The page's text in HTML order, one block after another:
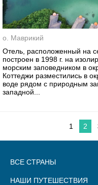
о. Маврикий
Отель, расположенный на
построен в 1998 г. на
морским заповедником в
Коттеджи разместились в
воде рядом с природным
западной...
1 2
ВСЕ СТРАНЫ
НАШИ ПУТЕШЕСТВИЯ